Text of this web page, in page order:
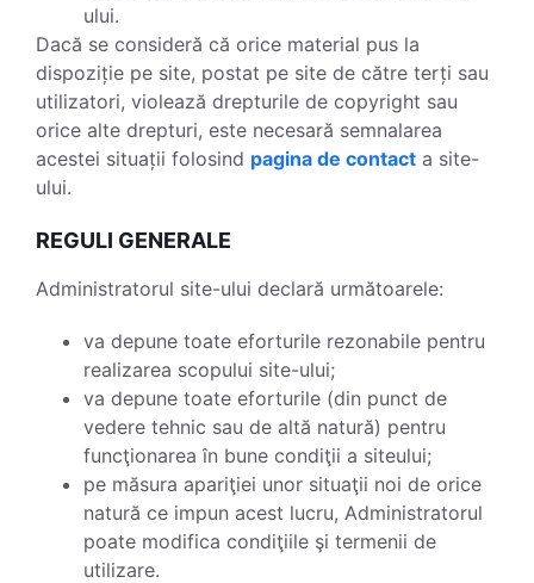
ului.
Dacă se consideră că orice material pus la
dispoziție pe site, postat pe site de către terți sau
utilizatori, violează drepturile de copyright sau
orice alte drepturi, este necesară semnalarea
acestei situații folosind pagina de contact a site-
ului.
REGULI GENERALE
Administratorul site-ului declară următoarele:
va depune toate eforturile rezonabile pentru
realizarea scopului site-ului;
va depune toate eforturile (din punct de
vedere tehnic sau de altă natură) pentru
funcţionarea în bune condiţii a siteului;
pe măsura apariţiei unor situaţii noi de orice
natură ce impun acest lucru, Administratorul
poate modifica condiţiile şi termenii de
utilizare.